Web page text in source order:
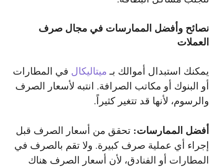
نصائح وأفضل الممارسات في مجال صرف
العملات
يمكنك استبدال أموالك بـ ميتاليكال في المطارات
أو البنوك أو مكاتب الصرافة. انتبه لأسعار الصرف
والرسوم، لأنها قد تتغير كثيراً.
أفضل الممارسات: تحقق من أسعار الصرف قبل
إجراء أي عملية صرف كبيرة. ولا تقم بالصرف في
المطارات أو الفنادق، لأن أسعار الصرف هناك